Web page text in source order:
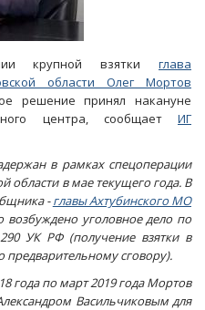
крупной взятки глава
области Олег Мортов
решение принял накануне
центра, сообщает ИГ
в рамках спецоперации
области в мае текущего года. В
-главы Ахтубинского МО
уголовное дело по
УК РФ (получение взятки в
сговору).
года по март 2019 года Мортов
Васильчиковым для